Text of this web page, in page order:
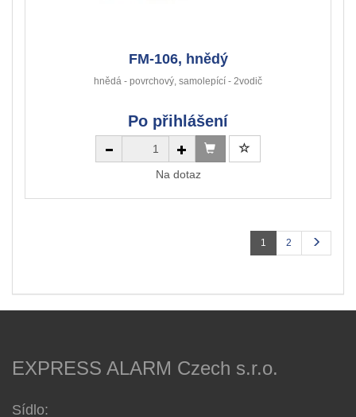
FM-106, hnědý
hnědá - povrchový, samolepící - 2vodič
Po přihlášení
Na dotaz
1 2
EXPRESS ALARM Czech s.r.o.
Sídlo: